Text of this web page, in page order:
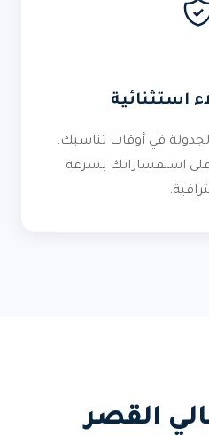
استثنائية
في أوقات تناسبك.
على استفساراتك بسرعة
القصر